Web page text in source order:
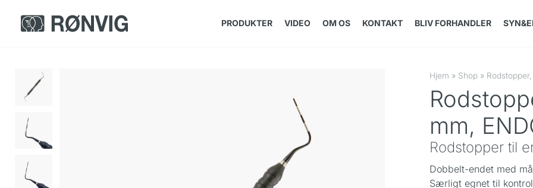
PRODUKTER VIDEO OM OS KONTAKT BLIV FORHANDLER
Hjem » Shop »
mm,
Rodstopper til
Dobbelt-endet med
Særligt egnet til